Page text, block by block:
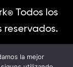
® Todos los
reservados.
la mejor